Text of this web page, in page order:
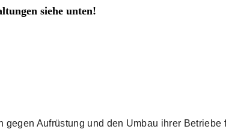
siehe unten!
Aufrüstung und den Umbau ihrer Betriebe